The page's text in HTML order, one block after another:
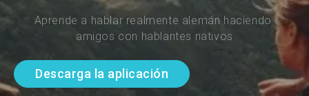
Aprende a hablar realmente alemán haciendo
amigos con hablantes nativos
Descarga la aplicación